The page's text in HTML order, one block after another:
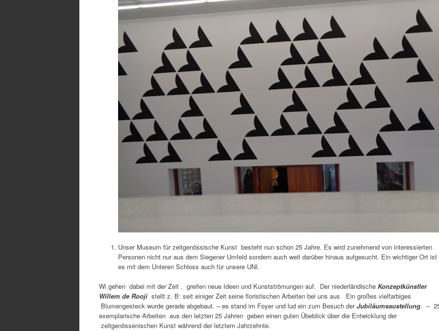
Unser Museum für zeitgenössische Kunst besteht nun schon 25 Jahre. Es wird zunehmend von interessierten
Personen nicht nur aus dem Siegener Umfeld sondern auch weit darüber hinaus aufgesucht. Ein wichtiger Ort ist
es mit dem Unteren Schloss auch für unsere UNI.
Wi gehen dabei mit der Zeit , greifen neue Ideen und Kunstströmungen auf. Der niederländische Konzeptkünstler
Willem de Rooji stellt z. B: seit einiger Zeit seine floristischen Arbeiten bei uns aus Ein großes vielfarbiges
Blumengesteck wurde gerade abgebaut. – es stand im Foyer und lud ein zum Besuch derJubiläumsaustellung. –
exemplarische Arbeiten aus den letzten 25 Jahren geben einen guten Übeblick über die Entwicklung der
zeitgenössenischen Kunst während der letztem Jahrzehnte.